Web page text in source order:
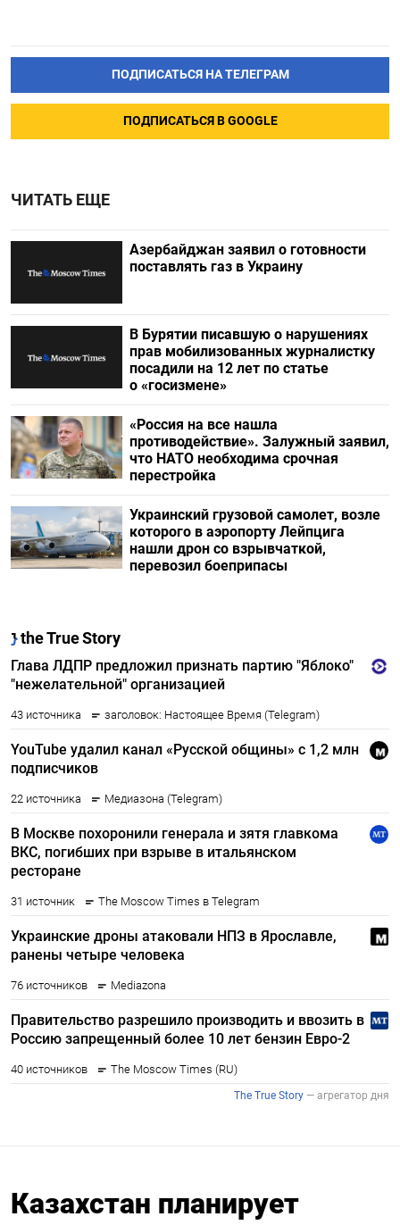
ПОДПИСАТЬСЯ НА ТЕЛЕГРАМ
ПОДПИСАТЬСЯ В GOOGLE
ЧИТАТЬ ЕЩЕ
Азербайджан заявил о готовности
поставлять газ в Украину
В Бурятии писавшую о нарушениях
прав мобилизованных журналистку
посадили на 12 лет по статье
о «госизмене»
«Россия на все нашла
противодействие». Залужный заявил,
что НАТО необходима срочная
перестройка
Украинский грузовой самолет, возле
которого в аэропорту Лейпцига
нашли дрон со взрывчаткой,
перевозил боеприпасы
Казахстан планирует